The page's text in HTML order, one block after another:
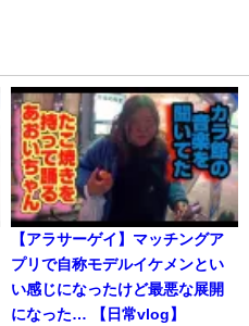
【アラサーゲイ】マッチングア
プリで自称モデルイケメンとい
い感じになったけど最悪な展開
になった… 【日常vlog】